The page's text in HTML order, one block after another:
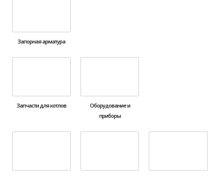
Запорная арматура
Запчасти для котлов
Оборудование и
приборы